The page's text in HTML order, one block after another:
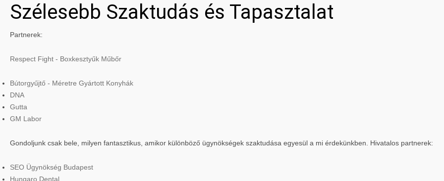
Szélesebb Szaktudás és Tapasztalat
Partnerek:
Respect Fight - Boxkesztyűk Műbőr
Bútorgyűjtő - Méretre Gyártott Konyhák
DNA
Gutta
GM Labor
Gondoljunk csak bele, milyen fantasztikus, amikor különböző ügynökségek szaktudása egyesül a mi érdekünkben. Hivatalos partnerek:
SEO Ügynökség Budapest
Hungaro Dental